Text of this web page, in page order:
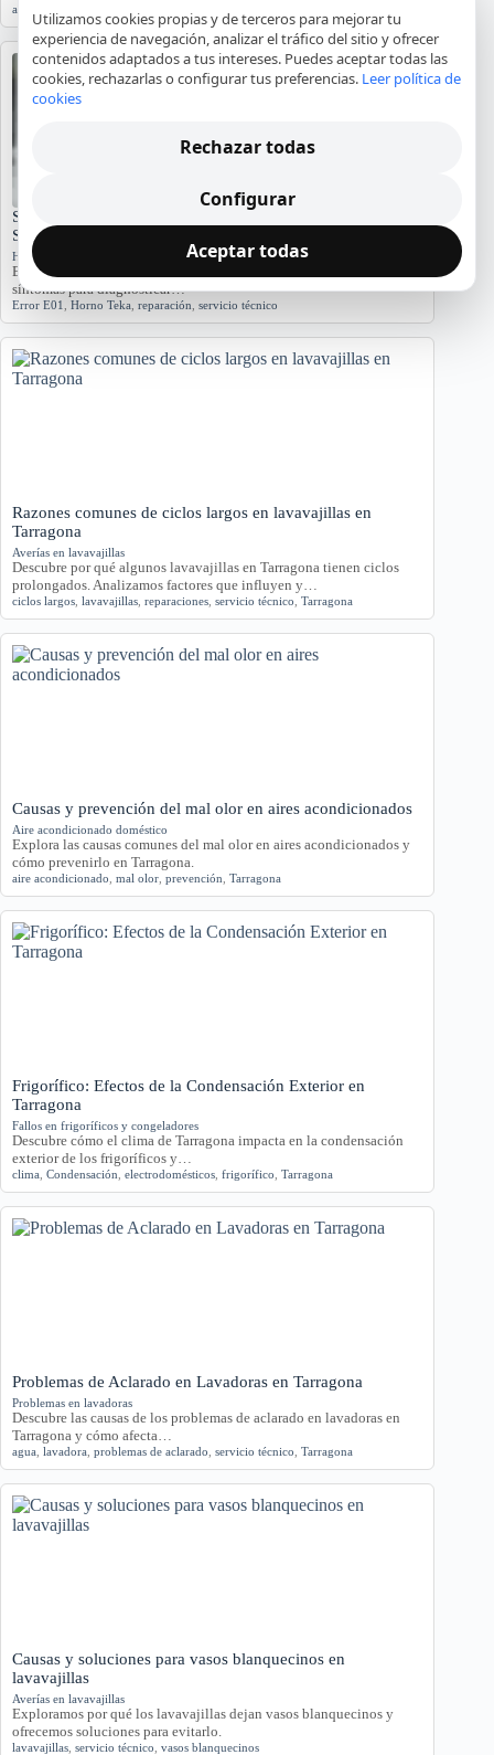
agua
Significado del Error E01 en Hornos Teka: Causas y
Soluciones
Hornos y placas de cocina
El error E01 en hornos Teka indica problemas. Conozca sus causas y
síntomas para diagnosticar…
Error E01 Horno Teka reparación servicio técnico
Razones comunes de ciclos largos en lavavajillas en
Tarragona
Averías en lavavajillas
Descubre por qué algunos lavavajillas en Tarragona tienen ciclos
prolongados. Analizamos factores que influyen y…
ciclos largos lavavajillas reparaciones servicio técnico Tarragona
Causas y prevención del mal olor en aires acondicionados
Aire acondicionado doméstico
Explora las causas comunes del mal olor en aires acondicionados y
cómo prevenirlo en Tarragona.
aire acondicionado mal olor prevención Tarragona
Frigorífico: Efectos de la Condensación Exterior en
Tarragona
Fallos en frigoríficos y congeladores
Descubre cómo el clima de Tarragona impacta en la condensación
exterior de los frigoríficos y…
clima Condensación electrodomésticos frigorífico Tarragona
Problemas de Aclarado en Lavadoras en Tarragona
Problemas en lavadoras
Descubre las causas de los problemas de aclarado en lavadoras en
Tarragona y cómo afecta…
agua lavadora problemas de aclarado servicio técnico Tarragona
Causas y soluciones para vasos blanquecinos en
lavavajillas
Averías en lavavajillas
Exploramos por qué los lavavajillas dejan vasos blanquecinos y
ofrecemos soluciones para evitarlo.
lavavajillas servicio técnico vasos blanquecinos
Utilizamos cookies propias y de terceros para mejorar tu
experiencia de navegación, analizar el tráfico del sitio y ofrecer
contenidos adaptados a tus intereses. Puedes aceptar todas las
cookies, rechazarlas o configurar tus preferencias. Leer política de
cookies
Rechazar todas
Configurar
Aceptar todas